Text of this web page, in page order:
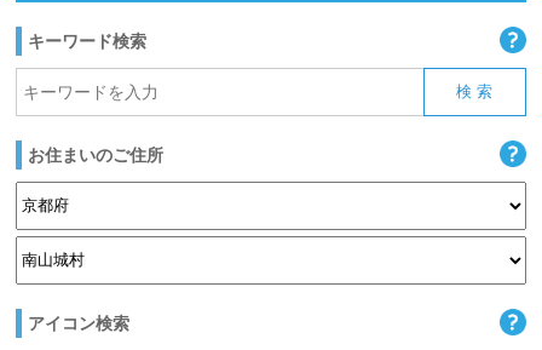
キーワード検索
お住まいのご住所
アイコン検索